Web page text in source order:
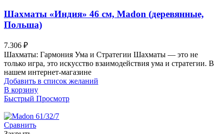
Шахматы «Индия» 46 см, Madon (деревянные,
Польша)
7.306 ₽
Шахматы: Гармония Ума и Стратегии Шахматы — это не
только игра, это искусство взаимодействия ума и стратегии. В
нашем интернет-магазине
Добавить в список желаний
В корзину
Быстрый Просмотр
Сравнить